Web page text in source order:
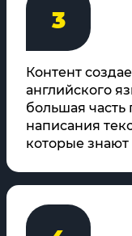
3
Контент
английского
большая
написания
которые